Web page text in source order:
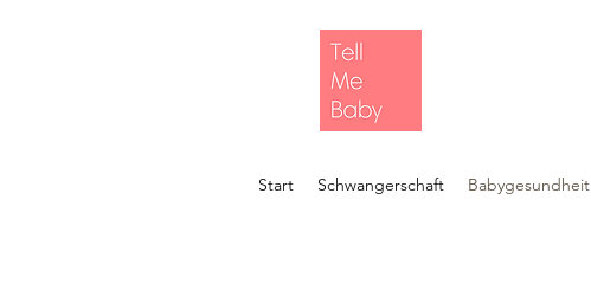
Start Schwangerschaft Babygesundheit